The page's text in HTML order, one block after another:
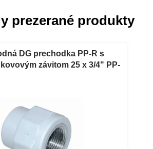
prezerané produkty
DG prechodka PP-R s
závitom 25 x 3/4" PP-
DG prechodka s vnútorným
závitom 25 x 3/4"